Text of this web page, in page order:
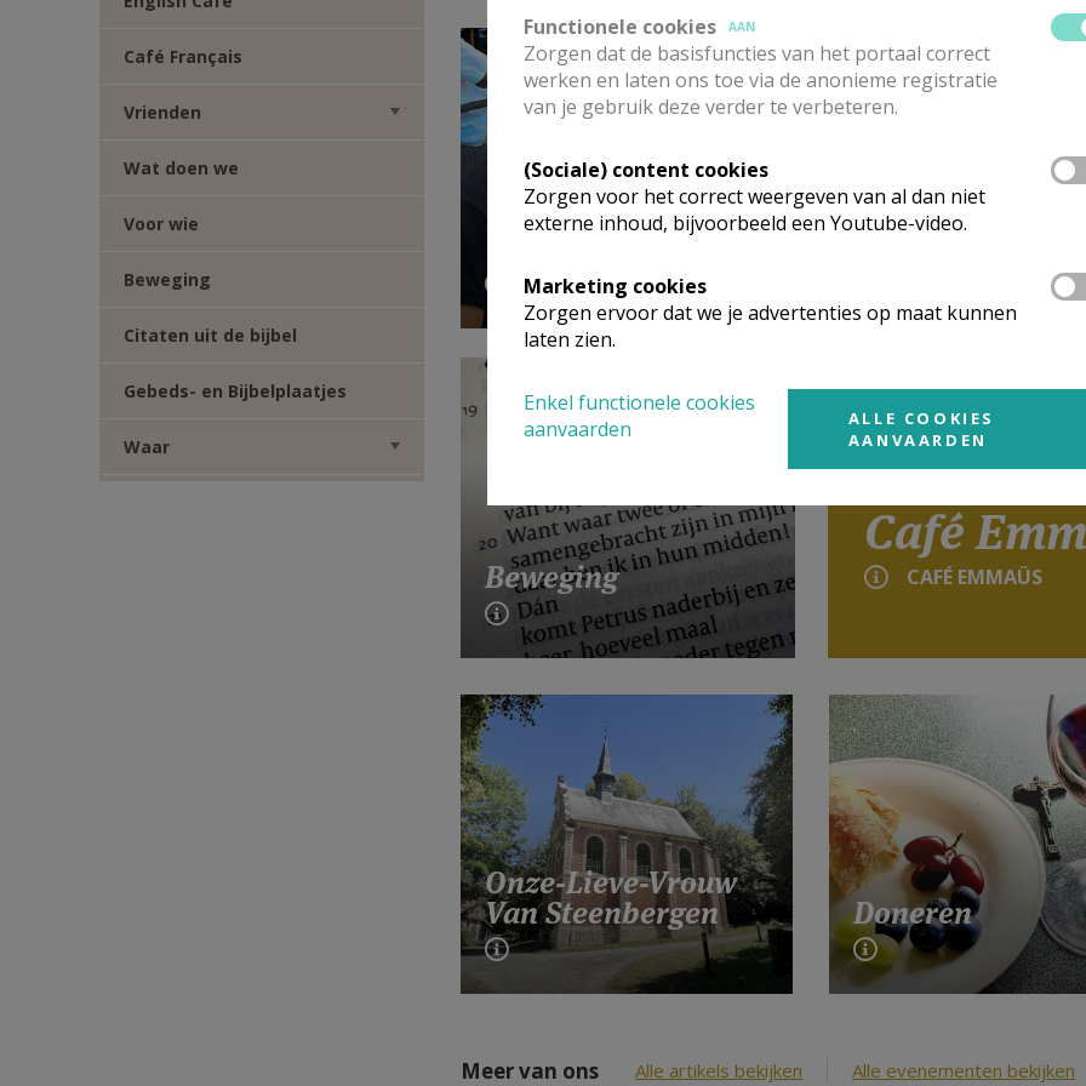
Café Français
Vrienden
Wat doen we
Voor wie
Beweging
Citaten uit de bijbel
Gebeds- en Bijbelplaatjes
Waar
Beweging
Café
CAFÉ EMMAÜS
Onze-Lieve-Vrouw
Van Steenbergen Doneren
Meer van ons Alle artikels bekijken Alle evenementen bekijken
Functionele cookies
AAN
Zorgen dat de basisfuncties van het portaal correct
werken en laten ons toe via de anonieme registratie
van je gebruik deze verder te verbeteren.
(Sociale) content cookies
Zorgen voor het correct weergeven van al dan niet
externe inhoud, bijvoorbeeld een Youtube-video.
Marketing cookies
Zorgen ervoor dat we je advertenties op maat kunnen
laten zien.
Enkel functionele cookies
aanvaarden
ALLE COOKIES
AANVAARDEN